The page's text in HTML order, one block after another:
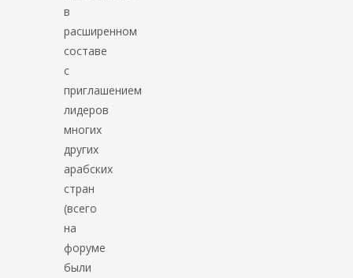
в
расширенном
составе
с
приглашением
лидеров
многих
других
арабских
стран
(всего
на
форуме
были